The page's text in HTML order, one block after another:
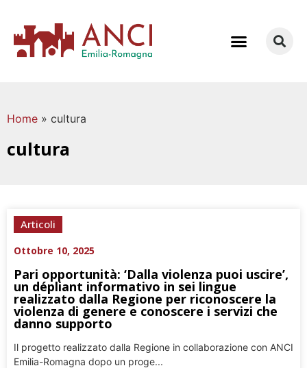
Home » cultura
cultura
Articoli
Ottobre 10, 2025
Pari opportunità: ‘Dalla violenza puoi uscire’,
un dépliant informativo in sei lingue
realizzato dalla Regione per riconoscere la
violenza di genere e conoscere i servizi che
danno supporto
Il progetto realizzato dalla Regione in collaborazione con ANCI
Emilia-Romagna dopo un proge...